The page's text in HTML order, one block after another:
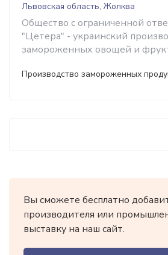
Львовская область, Жолква
Общество с ограниченной
"Цетера" - украинский
замороженных овощей и
Производство замороженных
Вы сможете бесплатно
производителя или
выставку на наш сайт.